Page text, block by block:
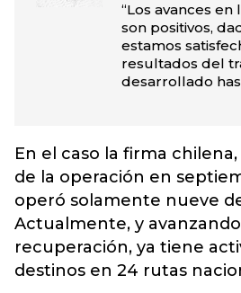
“Los avances
son positivos,
estamos
resultados del
desarrollado
En el caso la firma
de la operación en
operó solamente nueve
Actualmente, y
recuperación, ya tiene
destinos en 24 rutas